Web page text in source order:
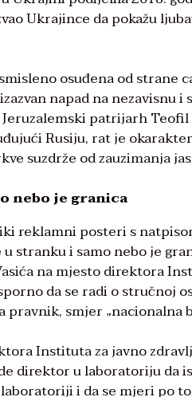
Ukrajince da pokažu
osuđena od strane
napad na nezavisnu
patrijarh Teofil
Rusiju, rat je
suzdrže od zauzimanja
nebo je granica
reklamni posteri s
stranku i samo nebo je
na mjesto direktora
da se radi o stručnoj
smjer „nacionalna
Instituta za javno
direktor u laboratoriju da
i da se mjeri po